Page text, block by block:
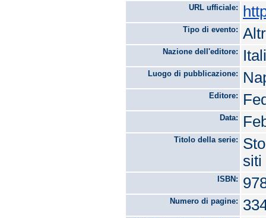
URL ufficiale:
Tipo di evento:
Nazione dell'editore:
Luogo di pubblicazione:
Editore:
Data:
Titolo della serie:
siti
ISBN:
Numero di pagine: